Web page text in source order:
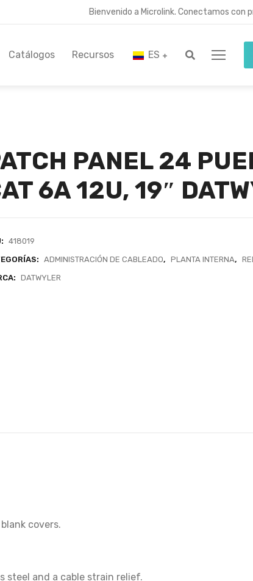
Bienvenido a Microlink. Conectamos con
Catálogos Recursos ES
PANEL 24
6A 12U, 19″
418019
ADMINISTRACIÓN DE CABLEADO, PLANTA INTERNA,
DATWYLER
covers.
steel and a cable strain relief.